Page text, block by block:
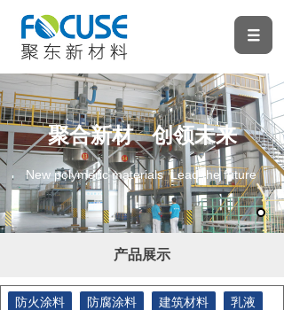
绿色聚东 关注未来
聚合新材 创领未来
Green JuDong Focus on the future
New polymeric materials Lead the future
产品展示
防火涂料 防腐涂料 建筑材料 乳液